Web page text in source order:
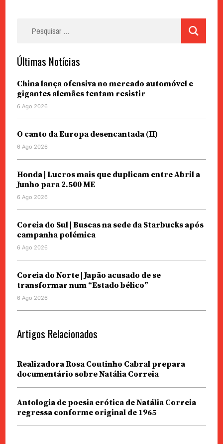
Últimas Notícias
China lança ofensiva no mercado automóvel e
gigantes alemães tentam resistir
6 Ago 2026
O canto da Europa desencantada (II)
6 Ago 2026
Honda | Lucros mais que duplicam entre Abril a
Junho para 2.500 ME
6 Ago 2026
Coreia do Sul | Buscas na sede da Starbucks após
campanha polémica
6 Ago 2026
Coreia do Norte | Japão acusado de se
transformar num “Estado bélico”
6 Ago 2026
Artigos Relacionados
Realizadora Rosa Coutinho Cabral prepara
documentário sobre Natália Correia
Antologia de poesia erótica de Natália Correia
regressa conforme original de 1965